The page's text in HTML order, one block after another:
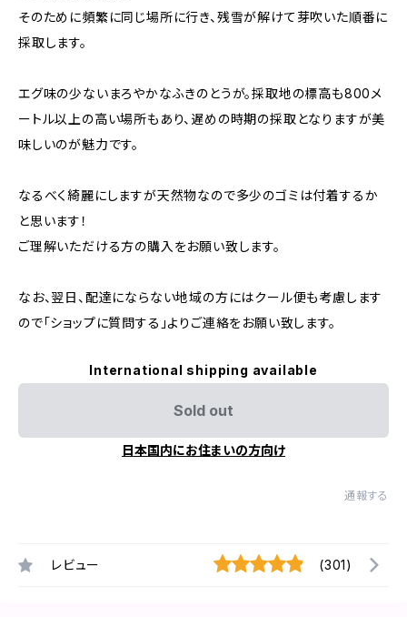
そのために頻繁に同じ場所に行き、残雪が解けて芽吹いた順番に
採取します。
エグ味の少ないまろやかなふきのとうが。採取地の標高も800メ
ートル以上の高い場所もあり、遅めの時期の採取となりますが美
味しいのが魅力です。
なるべく綺麗にしますが天然物なので多少のゴミは付着するか
と思います！
ご理解いただける方の購入をお願い致します。
なお、翌日、配達にならない地域の方にはクール便も考慮します
ので「ショップに質問する」よりご連絡をお願い致します。
International shipping available
Sold out
日本国内にお住まいの方向け
通報する
レビュー (301)